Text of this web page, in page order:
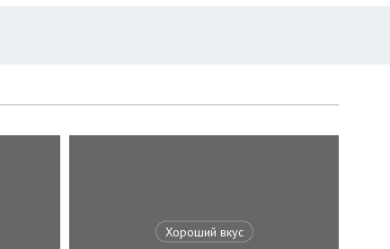
Хороший вкус